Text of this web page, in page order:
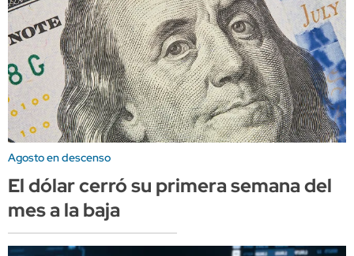
Agosto en descenso
El dólar cerró su primera semana del
mes a la baja